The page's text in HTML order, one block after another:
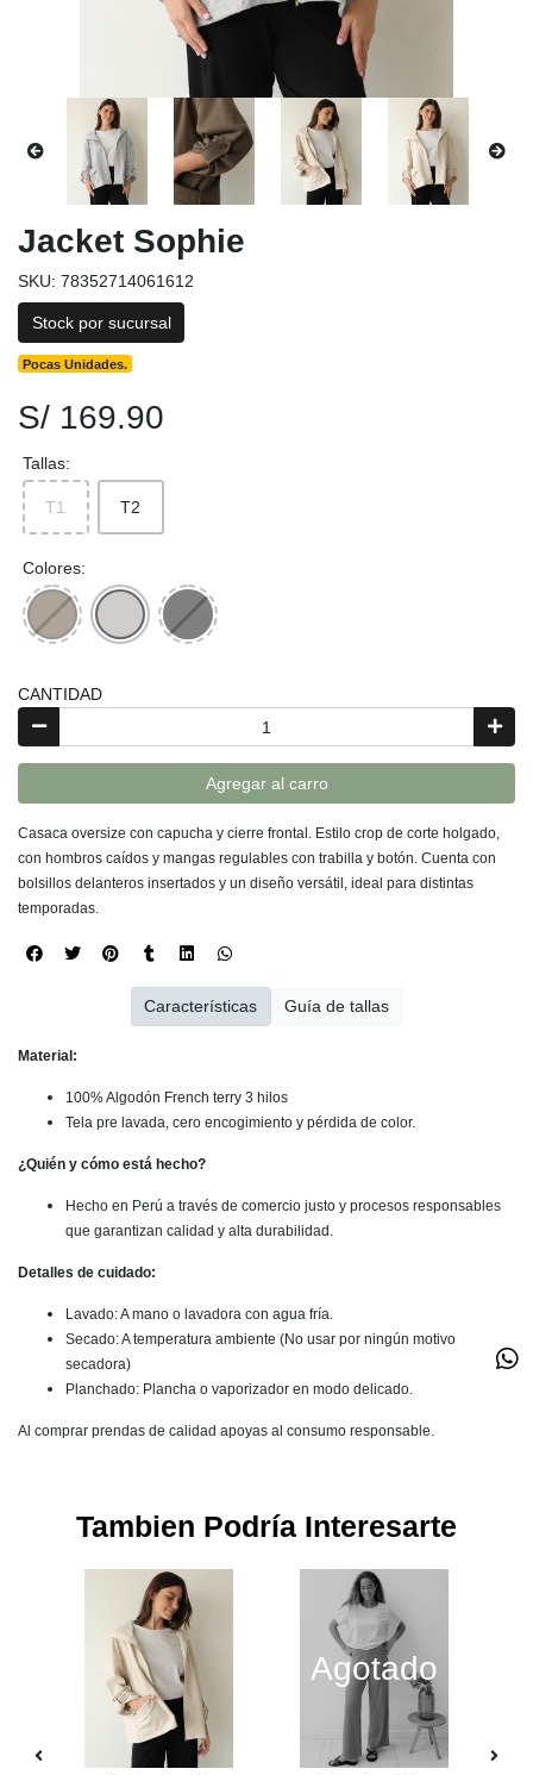
Jacket Sophie
SKU: 78352714061612
Stock por sucursal
Pocas Unidades.
S/ 169.90
Tallas:
T1 T2
Colores:
CANTIDAD
Agregar al carro
Casaca oversize con capucha y cierre frontal. Estilo crop de corte holgado,
con hombros caídos y mangas regulables con trabilla y botón. Cuenta con
bolsillos delanteros insertados y un diseño versátil, ideal para distintas
temporadas.
Material:
100% Algodón French terry 3 hilos
Tela pre lavada, cero encogimiento y pérdida de color.
¿Quién y cómo está hecho?
Hecho en Perú a través de comercio justo y procesos responsables
que garantizan calidad y alta durabilidad.
Detalles de cuidado:
Lavado: A mano o lavadora con agua fría.
Secado: A temperatura ambiente (No usar por ningún motivo
secadora)
Planchado: Plancha o vaporizador en modo delicado.
Al comprar prendas de calidad apoyas al consumo responsable.
Características Guía de tallas
Tambien Podría Interesarte
Agotado